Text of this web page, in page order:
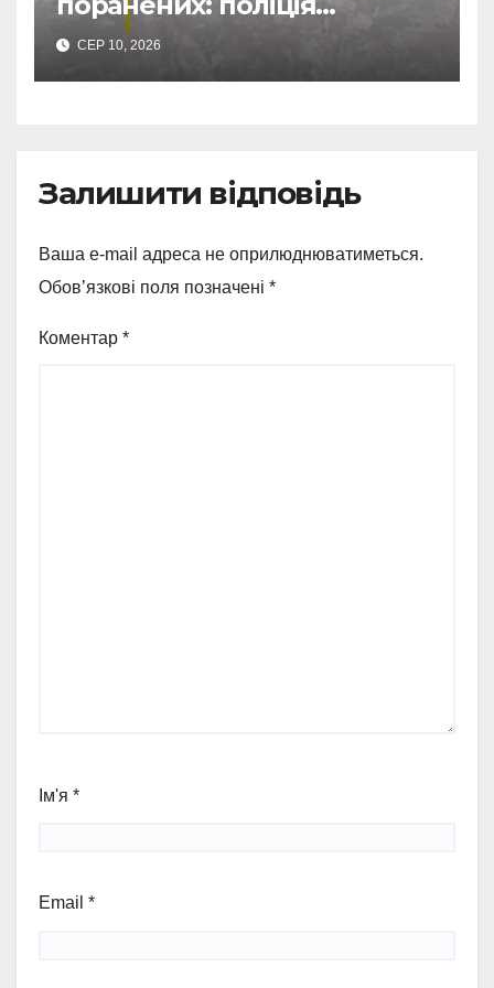
Сумщини документує
наслідки масованих
ворожих обстрілів
СЕР 10, 2026
Залишити відповідь
Ваша e-mail адреса не оприлюднюватиметься.
Обов’язкові поля позначені *
Коментар *
Ім'я *
Email *